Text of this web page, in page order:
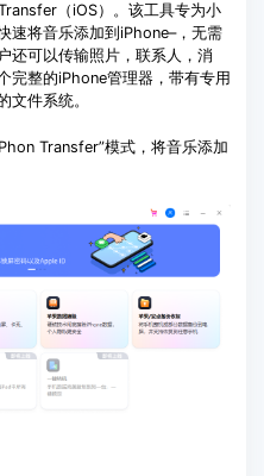
（iOS）。该工具专为小
速将音乐添加到iPhone–，无需
还可以传输照片，联系人，消
完整的iPhone管理器，带有专用
文件系统。
Transfer”模式，将音乐添加